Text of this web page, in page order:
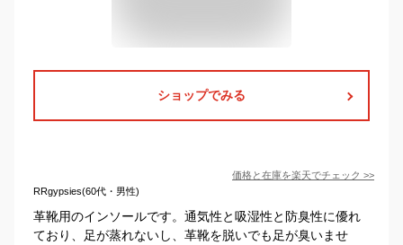
ショップでみる
価格と在庫を楽天でチェック >>
RRgypsies(60代・男性)
革靴用のインソールです。通気性と吸湿性と防臭性に優れ
ており、足が蒸れないし、革靴を脱いでも足が臭いませ